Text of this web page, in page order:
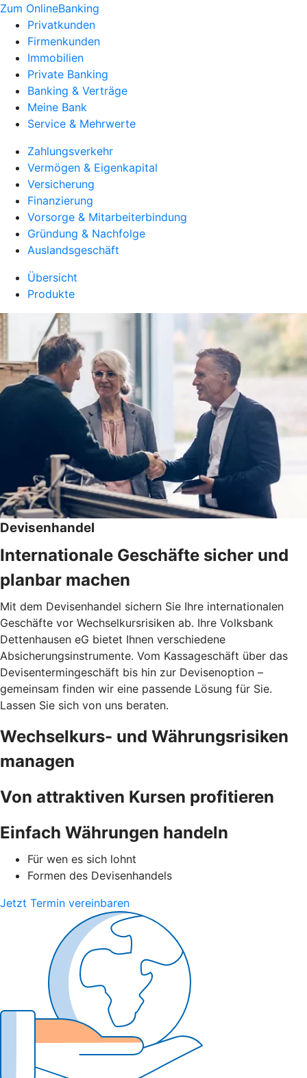
Zum OnlineBanking
Privatkunden
Firmenkunden
Immobilien
Private Banking
Banking & Verträge
Meine Bank
Service & Mehrwerte
Zahlungsverkehr
Vermögen & Eigenkapital
Versicherung
Finanzierung
Vorsorge & Mitarbeiterbindung
Gründung & Nachfolge
Auslandsgeschäft
Übersicht
Produkte
Devisenhandel
Internationale Geschäfte sicher und
planbar machen
Mit dem Devisenhandel sichern Sie Ihre internationalen
Geschäfte vor Wechselkursrisiken ab. Ihre Volksbank
Dettenhausen eG bietet Ihnen verschiedene
Absicherungsinstrumente. Vom Kassageschäft über das
Devisentermingeschäft bis hin zur Devisenoption –
gemeinsam finden wir eine passende Lösung für Sie.
Lassen Sie sich von uns beraten.
Wechselkurs- und Währungsrisiken
managen
Von attraktiven Kursen profitieren
Einfach Währungen handeln
Für wen es sich lohnt
Formen des Devisenhandels
Jetzt Termin vereinbaren